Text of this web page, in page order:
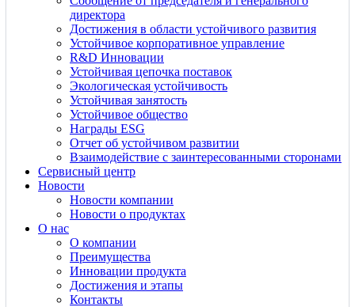
директора
Достижения в области устойчивого развития
Устойчивое корпоративное управление
R&D Инновации
Устойчивая цепочка поставок
Экологическая устойчивость
Устойчивая занятость
Устойчивое общество
Награды ESG
Отчет об устойчивом развитии
Взаимодействие с заинтересованными сторонами
Сервисный центр
Новости
Новости компании
Новости о продуктах
О нас
О компании
Преимущества
Инновации продукта
Достижения и этапы
Контакты